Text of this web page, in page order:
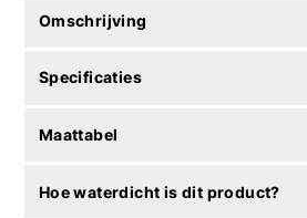
Omschrijving
Specificaties
Maattabel
Hoe waterdicht is dit product?